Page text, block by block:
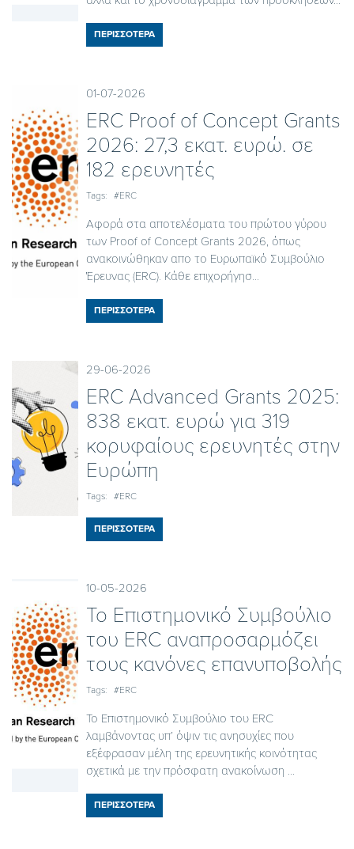
ΠΕΡΙΣΣΟΤΕΡΑ
01-07-2026
ERC Proof of Concept Grants
2026: 27,3 εκατ. ευρώ. σε
182 ερευνητές
Tags: #ERC
Αφορά στα αποτελέσματα του πρώτου γύρου
των Proof of Concept Grants 2026, όπως
ανακοινώθηκαν απο το Ευρωπαϊκό Συμβούλιο
Έρευνας (ERC). Κάθε επιχορήγησ...
ΠΕΡΙΣΣΟΤΕΡΑ
29-06-2026
ERC Advanced Grants 2025:
838 εκατ. ευρώ για 319
κορυφαίους ερευνητές στην
Ευρώπη
Tags: #ERC
ΠΕΡΙΣΣΟΤΕΡΑ
10-05-2026
To Επιστημονικό Συμβούλιο
του ERC αναπροσαρμόζει
τους κανόνες επανυποβολής
Tags: #ERC
Το Επιστημονικό Συμβούλιο του ERC
λαμβάνοντας υπ’ όψιν τις ανησυχίες που
εξέφρασαν μέλη της ερευνητικής κοινότητας
σχετικά με την πρόσφατη ανακοίνωση ...
ΠΕΡΙΣΣΟΤΕΡΑ